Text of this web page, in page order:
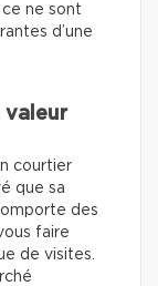
ne sont
d’une
valeur
courtier
que sa
des
faire
de visites.